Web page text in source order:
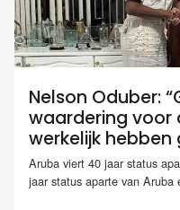
Nelson Oduber:
waardering voor
werkelijk hebben
Aruba viert 40 jaar status
jaar status aparte van Aruba